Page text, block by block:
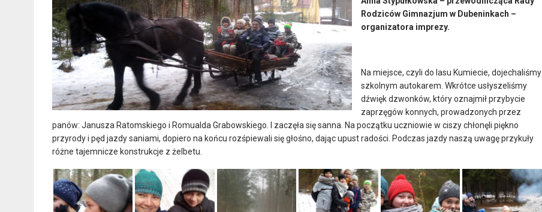
Rodziców Gimnazjum w Dubeninkach –
organizatora imprezy.
Na miejsce, czyli do lasu Kumiecie, dojechaliśmy
szkolnym autokarem. Wkrótce usłyszeliśmy
dźwięk dzwonków, który oznajmił przybycie
zaprzęgów konnych, prowadzonych przez
panów: Janusza Ratomskiego i Romualda Grabowskiego. I zaczęła się sanna. Na początku uczniowie w ciszy chłonęli piękno
przyrody i pęd jazdy saniami, dopiero na końcu rozśpiewali się głośno, dając upust radości. Podczas jazdy naszą uwagę przykuły
różne tajemnicze konstrukcje z żelbetu.